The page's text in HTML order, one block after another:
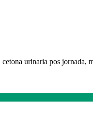
urinaria pos jornada,